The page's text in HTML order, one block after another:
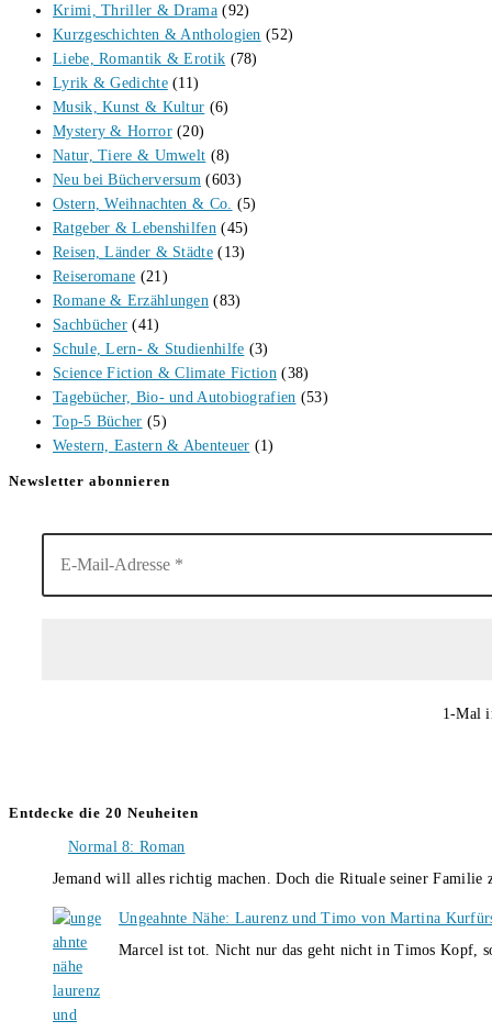
Krimi, Thriller & Drama (92)
Kurzgeschichten & Anthologien (52)
Liebe, Romantik & Erotik (78)
Lyrik & Gedichte (11)
Musik, Kunst & Kultur (6)
Mystery & Horror (20)
Natur, Tiere & Umwelt (8)
Neu bei Bücherversum (603)
Ostern, Weihnachten & Co. (5)
Ratgeber & Lebenshilfen (45)
Reisen, Länder & Städte (13)
Reiseromane (21)
Romane & Erzählungen (83)
Sachbücher (41)
Schule, Lern- & Studienhilfe (3)
Science Fiction & Climate Fiction (38)
Tagebücher, Bio- und Autobiografien (53)
Top-5 Bücher (5)
Western, Eastern & Abenteuer (1)
Newsletter abonnieren
1-Mal
Entdecke die 20 Neuheiten
Normal 8: Roman
Jemand will alles richtig machen. Doch die Rituale seiner
Ungeahnte Nähe: Laurenz und Timo von Martina
Marcel ist tot. Nicht nur das geht nicht in Timos Kopf,